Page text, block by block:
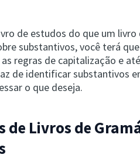
de estudos do que um
substantivos, você terá que
as regras de capitalização e
de identificar substantivos
o que deseja.
de Livros de